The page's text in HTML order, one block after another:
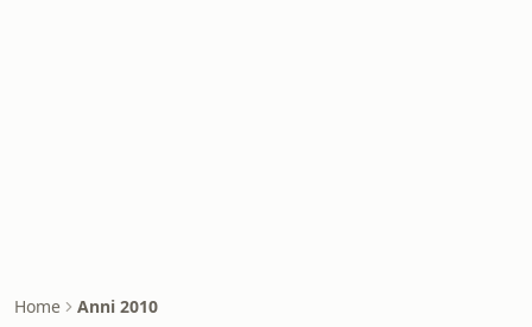
Home Anni 2010